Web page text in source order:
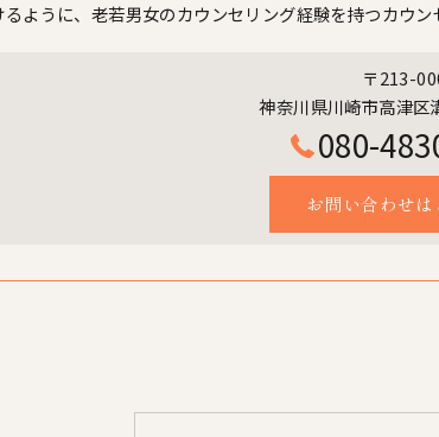
るように、老若男女のカウンセリング経験を持つカウン
〒213-
神奈川県川崎市高津区
080-
お問い合わせは